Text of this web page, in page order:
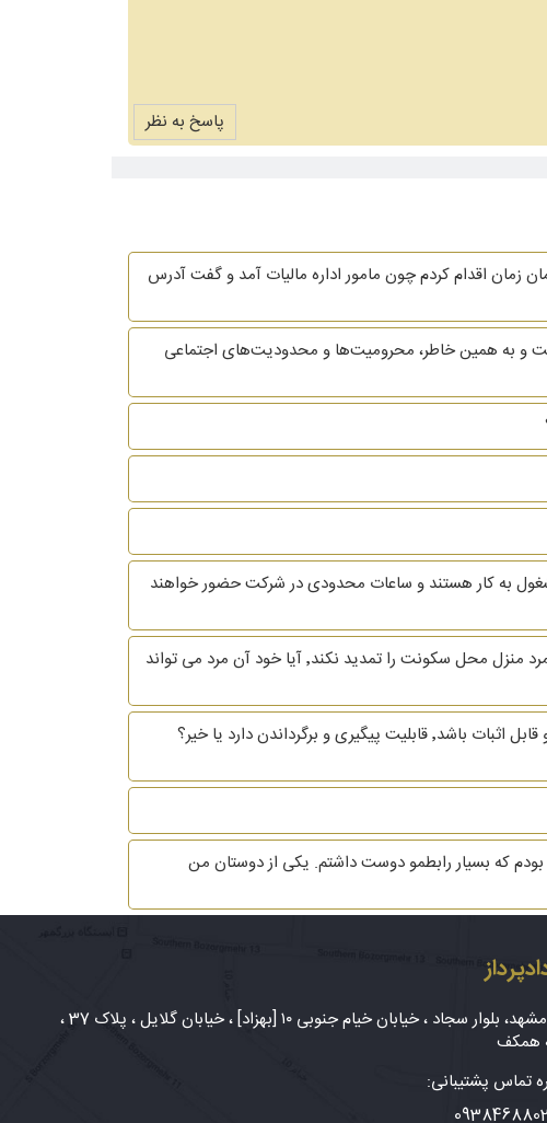
پاسخ به نظر
زمان اقدام کردم چون مامور اداره مالیات آمد و گفت آدرس
و به همین خاطر، محرومیت‌ها و محدودیت‌های اجتماعی
به کار هستند و ساعات محدودی در شرکت حضور خواهند
باسلام و خسته نباشید زن و شوهری هنوز قانونا زن و شوهر هستن و مرد ترک منزل کرده درصورتی که موعد اجاره برسد و مرد منزل محل سکونت را تمدید نکند٬ آیا خود آن مرد می تواند
با سلام و احترام اگر مرد قبل از طلاق اموال بدست آمده در زمان زندگی مشترک را بفروشد و یا تغییر مالکیت صوری بدهد و قابل اثبات باشد٬ قابلیت پیگیری و برگرداندن دارد یا خیر؟
از صفحاتِ شخصی افراد هست. من 4 سال با آقایی در ارتباط بودم که بسیار رابطمو دوست داشتم. یکی از دوستان من
شهر مشهد، بلوار سجاد ، خیابان خیام جنوبی ۱۰ [بهزاد] ، خیابان گلایل ، پلاک 37 ،
همکف
تماس پشتیبانی: